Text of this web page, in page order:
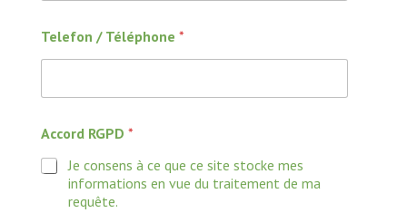
Telefon / Téléphone *
Accord RGPD *
Je consens à ce que ce site stocke mes
informations en vue du traitement de ma
requête.